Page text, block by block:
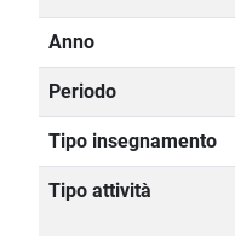
Anno
Periodo
Tipo insegnamento
Tipo attività